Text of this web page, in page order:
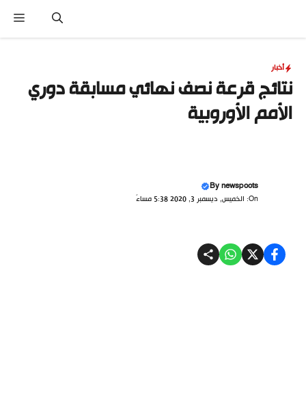
المحتوى
أخبار
نتائج قرعة نصف نهائي مسابقة دوري
الأمم الأوروبية
Bynewspoots
On: الخميس, ديسمبر 3, 2020 5:38 مساءً